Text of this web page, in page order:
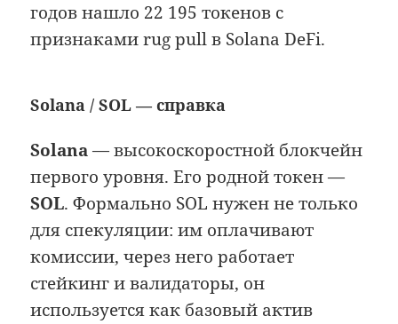
годов нашло 22 195 токенов с
признаками rug pull в Solana DeFi.
Solana / SOL — справка
Solana— высокоскоростной блокчейн
первого уровня. Его родной токен —
SOL. Формально SOL нужен не только
для спекуляции: им оплачивают
комиссии, через него работает
стейкинг и валидаторы, он
используется как базовый актив